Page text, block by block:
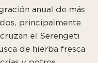
anual de más
principalmente
el Serengeti
de hierba fresca